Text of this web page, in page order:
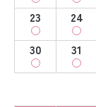
23
24
30
31